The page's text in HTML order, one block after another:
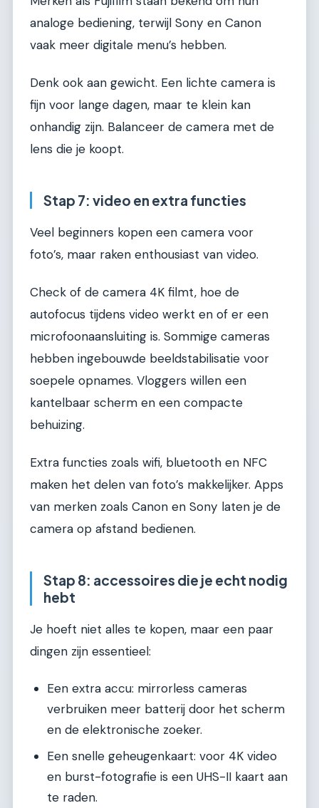
analoge bediening, terwijl Sony en Canon
vaak meer digitale menu’s hebben.
Denk ook aan gewicht. Een lichte camera is
fijn voor lange dagen, maar te klein kan
onhandig zijn. Balanceer de camera met de
lens die je koopt.
Stap 7: video en extra functies
Veel beginners kopen een camera voor
foto’s, maar raken enthousiast van video.
Check of de camera 4K filmt, hoe de
autofocus tijdens video werkt en of er een
microfoonaansluiting is. Sommige cameras
hebben ingebouwde beeldstabilisatie voor
soepele opnames. Vloggers willen een
kantelbaar scherm en een compacte
behuizing.
Extra functies zoals wifi, bluetooth en NFC
maken het delen van foto’s makkelijker. Apps
van merken zoals Canon en Sony laten je de
camera op afstand bedienen.
Stap 8: accessoires die je echt nodig
hebt
Je hoeft niet alles te kopen, maar een paar
dingen zijn essentieel:
Een extra accu: mirrorless cameras
verbruiken meer batterij door het scherm
en de elektronische zoeker.
Een snelle geheugenkaart: voor 4K video
en burst-fotografie is een UHS-II kaart aan
te raden.